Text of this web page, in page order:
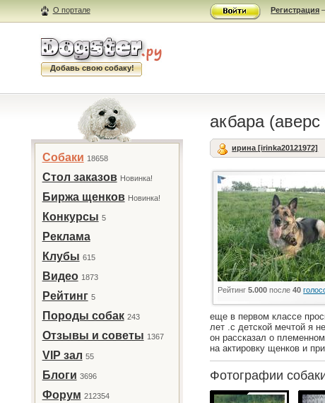
О портале Регистрация
Добавь свою собаку!
Собаки 18658
Стол заказов Новинка!
Биржа щенков Новинка!
Конкурсы 5
Реклама
Клубы 615
Видео 1873
Рейтинг 5
Породы собак 243
Отзывы и советы 1367
VIP зал 55
Блоги 3696
Форум 212354
акбара
ирина [irinka20121972]
Рейтинг5.000 после40
еще в первом классе
лет .с детской мечтой я
он рассказал о
на актировку щенков и
Фотографии